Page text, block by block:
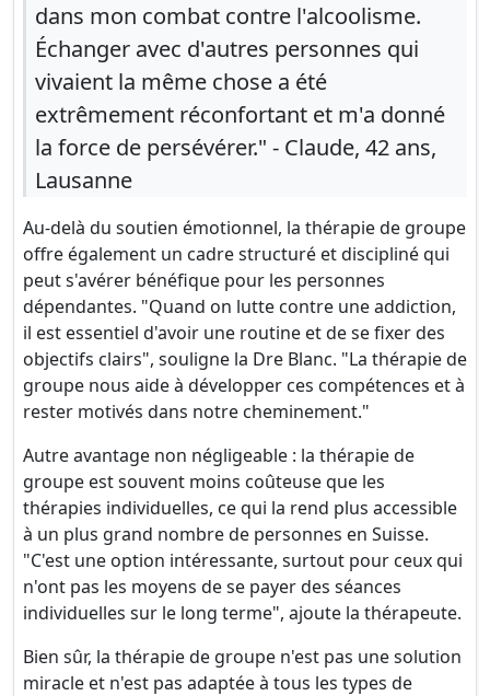
dans mon combat contre l'alcoolisme.
Échanger avec d'autres personnes qui
vivaient la même chose a été
extrêmement réconfortant et m'a donné
la force de persévérer." - Claude, 42 ans,
Lausanne
Au-delà du soutien émotionnel, la thérapie de groupe
offre également un cadre structuré et discipliné qui
peut s'avérer bénéfique pour les personnes
dépendantes. "Quand on lutte contre une addiction,
il est essentiel d'avoir une routine et de se fixer des
objectifs clairs", souligne la Dre Blanc. "La thérapie de
groupe nous aide à développer ces compétences et à
rester motivés dans notre cheminement."
Autre avantage non négligeable : la thérapie de
groupe est souvent moins coûteuse que les
thérapies individuelles, ce qui la rend plus accessible
à un plus grand nombre de personnes en Suisse.
"C'est une option intéressante, surtout pour ceux qui
n'ont pas les moyens de se payer des séances
individuelles sur le long terme", ajoute la thérapeute.
Bien sûr, la thérapie de groupe n'est pas une solution
miracle et n'est pas adaptée à tous les types de